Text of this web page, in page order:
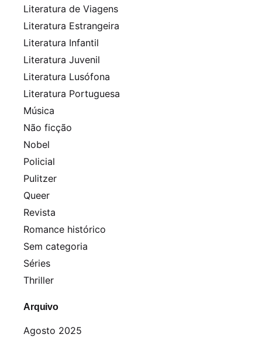
Literatura de Viagens
Literatura Estrangeira
Literatura Infantil
Literatura Juvenil
Literatura Lusófona
Literatura Portuguesa
Música
Não ficção
Nobel
Policial
Pulitzer
Queer
Revista
Romance histórico
Sem categoria
Séries
Thriller
Arquivo
Agosto 2025